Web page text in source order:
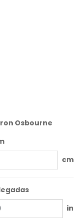
Osbourne
cm
in